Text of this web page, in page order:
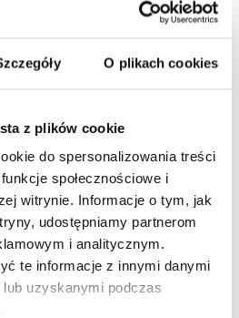
O plikach cookies
z plików cookie
do spersonalizowania treści
społecznościowe i
witrynie. Informacje o tym, jak
udostępniamy partnerom
i analitycznym.
te informacje z innymi danymi
uzyskanymi podczas
Wyprzedaż 48 %
Spodnie ogrodniczki
TIGER
48,83 zł brutto